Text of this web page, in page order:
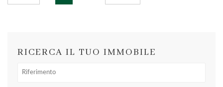
RICERCA IL TUO IMMOBILE